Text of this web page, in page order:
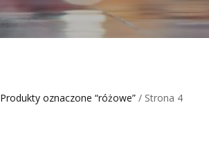
Produkty oznaczone “różowe” / Strona 4